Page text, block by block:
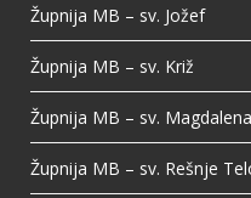
Župnija MB – sv. Jožef
Župnija MB – sv. Križ
Župnija MB – sv. Magdalena
Župnija MB – sv. Rešnje